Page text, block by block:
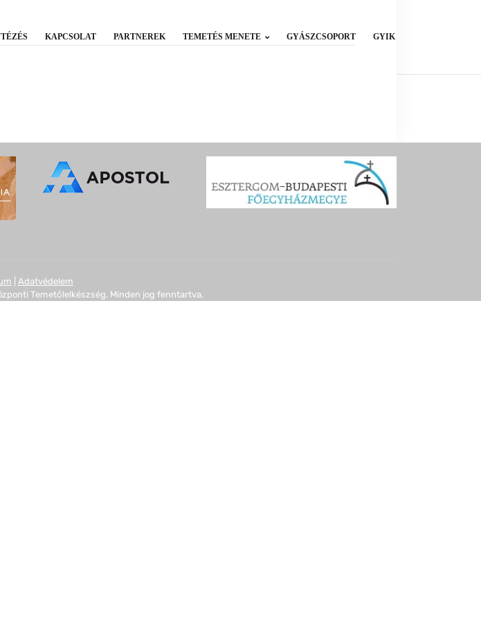
KAPCSOLAT PARTNEREK TEMETÉS MENETE GYÁSZCSOPORT GYIK
Adatvédelem
Temetőlelkészség. Minden jog fenntartva.